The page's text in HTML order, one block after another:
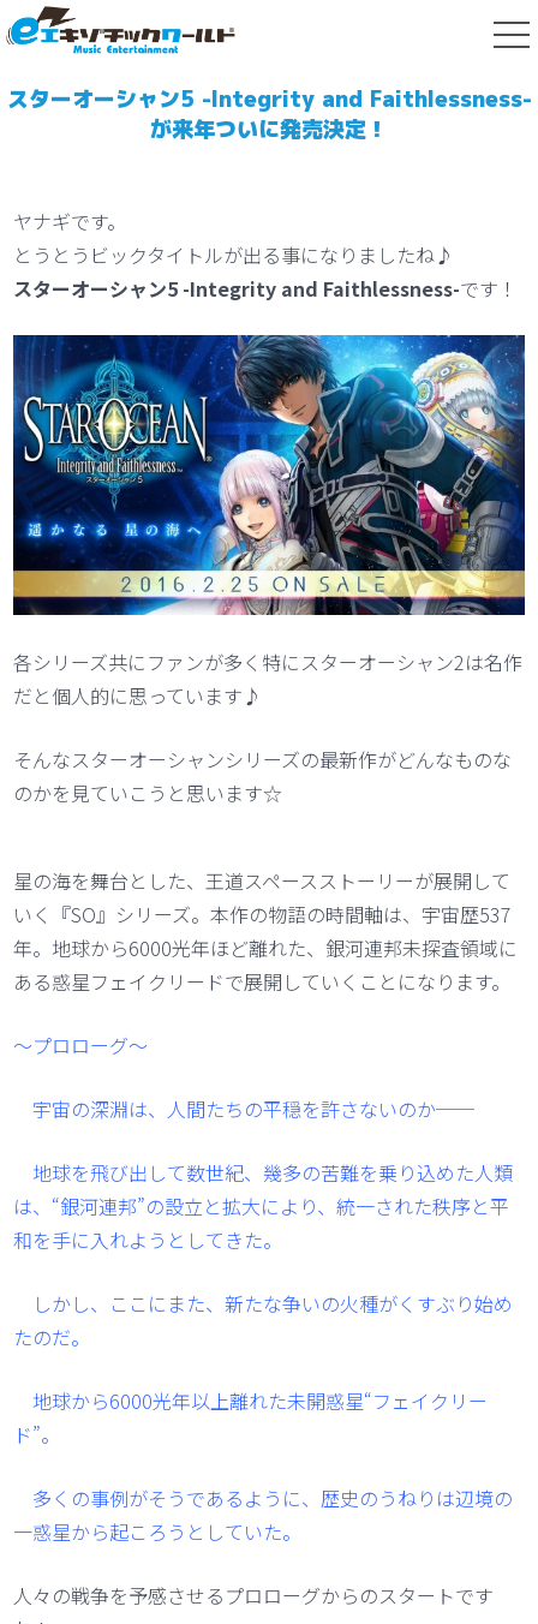
スターオーシャン5 -Integrity and Faithlessness-
が来年ついに発売決定！
ヤナギです。
とうとうビックタイトルが出る事になりましたね♪
スターオーシャン5 -Integrity and Faithlessness-です！
各シリーズ共にファンが多く特にスターオーシャン2は名作
だと個人的に思っています♪
そんなスターオーシャンシリーズの最新作がどんなものな
のかを見ていこうと思います☆
星の海を舞台とした、王道スペースストーリーが展開して
いく『SO』シリーズ。本作の物語の時間軸は、宇宙歴537
年。地球から6000光年ほど離れた、銀河連邦未探査領域に
ある惑星フェイクリードで展開していくことになります。
～プロローグ～
宇宙の深淵は、人間たちの平穏を許さないのか──
地球を飛び出して数世紀、幾多の苦難を乗り込めた人類
は、“銀河連邦”の設立と拡大により、統一された秩序と平
和を手に入れようとしてきた。
しかし、ここにまた、新たな争いの火種がくすぶり始め
たのだ。
地球から6000光年以上離れた未開惑星“フェイクリー
ド”。
多くの事例がそうであるように、歴史のうねりは辺境の
一惑星から起ころうとしていた。
人々の戦争を予感させるプロローグからのスタートです